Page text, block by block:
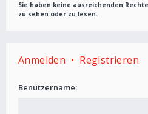
Sie haben keine ausreichenden
zu sehen oder zu lesen.
Anmelden • Registrieren
Benutzername: